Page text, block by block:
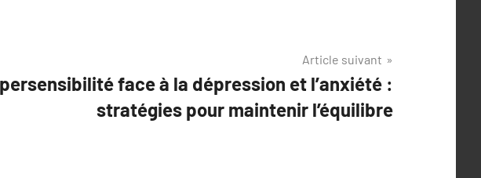
Article suivant
face à la dépression et l’anxiété :
stratégies pour maintenir l’équilibre